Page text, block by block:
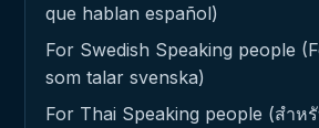
que hablan español)
For Swedish Speaking people
som talar svenska)
For Thai Speaking people (สำ